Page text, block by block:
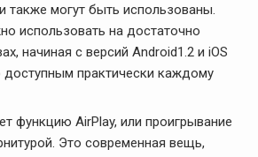
также могут быть использованы.
использовать на достаточно
начиная с версий Android1.2 и iOS
доступным практически каждому
функцию AirPlay, или проигрывание
Это современная вещь,